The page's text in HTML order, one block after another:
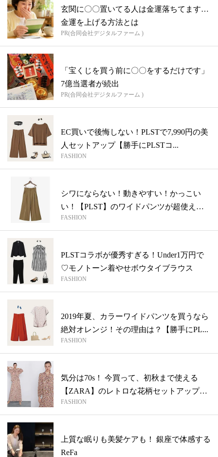
玄関に〇〇置いてる人は金運落ちてます…
金運を上げる方法とは
PR(合同会社デジタルファーム )
「宝くじを買う前に〇〇をするだけです」
7億当選者が続出
PR(合同会社デジタルファーム )
EC買いで後悔しない！PLSTで7,990円の美
人セットアップ【勝手にPLSTコ...
FASHION
シワにならない！動きやすい！かっこい
い！【PLST】のワイドパンツが超使える
件
FASHION
PLSTコラボが優秀すぎる！Under1万円で
♡モノトーン着やせボウタイブラウス
FASHION
2019年夏、カラーワイドパンツを買うなら
絶対オレンジ！その理由は？【勝手にPL...
FASHION
気分は70s！ 今買って、初秋まで使える
【ZARA】のレトロな花柄セットアップ
が...
FASHION
上質な眠りも美髪ケアも！ 銀座で体感する
ReFa